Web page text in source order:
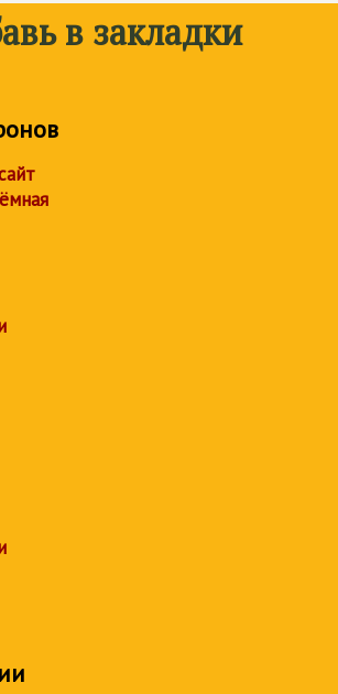
в закладки